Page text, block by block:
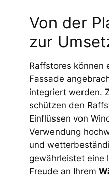
Von der
zur
Raffstores können
Fassade
integriert werden.
schützen den
Einflüssen von
Verwendung
und
gewährleistet eine
Freude an Ihrem